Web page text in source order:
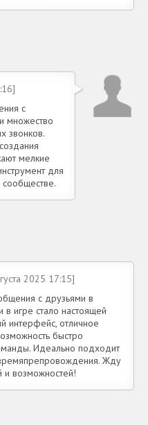
с
множество
звонков.
мелкие
для
2025 17:15]
с друзьями в
игре стало настоящей
интерфейс, отличное
быстро
Идеально подходит
Жду
и возможностей!